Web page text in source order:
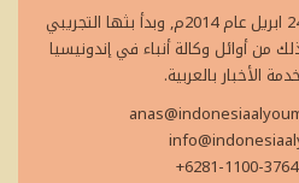
وتأسس إندونيسيا اليوم في 24 ابريل عام 2014م, وبدأ بثها التجريبي
لتكون بذلك من أوائل وكالة أنباء في إندونيسيا
الأخبار بالعربية.